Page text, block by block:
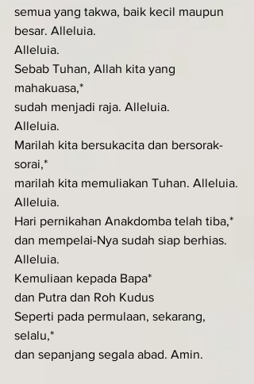
semua yang takwa, baik kecil maupun
besar. Alleluia.
Alleluia.
Sebab Tuhan, Allah kita yang
mahakuasa,*
sudah menjadi raja. Alleluia.
Alleluia.
Marilah kita bersukacita dan bersorak-
sorai,*
marilah kita memuliakan Tuhan. Alleluia.
Alleluia.
Hari pernikahan Anakdomba telah tiba,*
dan mempelai-Nya sudah siap berhias.
Alleluia.
Kemuliaan kepada Bapa*
dan Putra dan Roh Kudus
Seperti pada permulaan, sekarang,
selalu,*
dan sepanjang segala abad. Amin.